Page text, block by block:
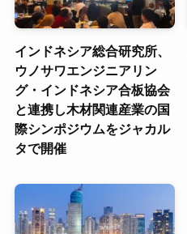
インドネシア総合研究所、
ウノサワエンジニアリン
グ・インドネシア合板協会
と連携し木材関連産業の国
際シンポジウムをジャカル
タで開催